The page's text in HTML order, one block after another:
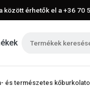
között érhetők el a+36 70
és természetes